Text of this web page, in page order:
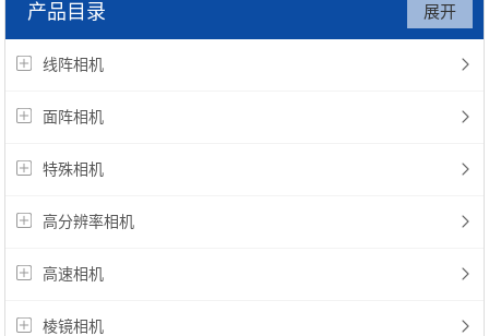
产品目录
线阵相机
面阵相机
特殊相机
高分辨率相机
高速相机
棱镜相机
展开